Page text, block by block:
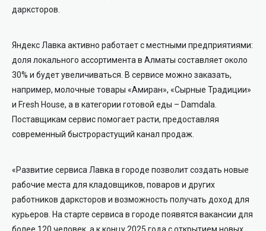
дарксторов.
Яндекс Лавка активно работает с местными предприятиями:
доля локального ассортимента в Алматы составляет около
30% и будет увеличиваться. В сервисе можно заказать,
например, молочные товары «Амиран», «Сырные Традиции»
и Fresh House, а в категории готовой еды – Damdala.
Поставщикам сервис помогает расти, предоставляя
современный быстрорастущий канал продаж.
«Развитие сервиса Лавка в городе позволит создать новые
рабочие места для кладовщиков, поваров и других
работников дарксторов и возможность получать доход для
курьеров. На старте сервиса в городе появятся вакансии для